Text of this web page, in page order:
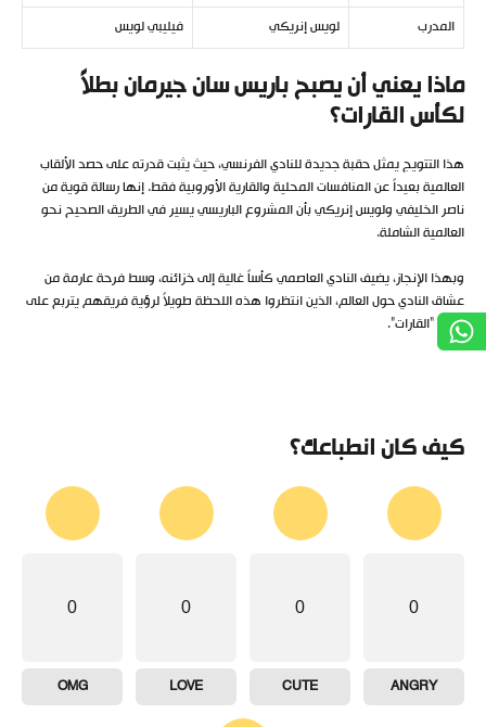
المدرب لويس إنريكي فيليبي لويس
ماذا يعني أن يصبح باريس سان جيرمان بطلاً
لكأس القارات؟
هذا التتويج يمثل حقبة جديدة للنادي الفرنسي، حيث يثبت قدرته على حصد الألقاب
العالمية بعيداً عن المنافسات المحلية والقارية الأوروبية فقط. إنها رسالة قوية من
ناصر الخليفي ولويس إنريكي بأن المشروع الباريسي يسير في الطريق الصحيح نحو
العالمية الشاملة.
وبهذا الإنجاز، يضيف النادي العاصمي كأساً غالية إلى خزائنه، وسط فرحة عارمة من
عشاق النادي حول العالم، الذين انتظروا هذه اللحظة طويلاً لرؤية فريقهم يتربع على
عرش “القارات”.
كيف كان انطباعك؟
0
ANGRY
0
CUTE
0
LOVE
0
OMG